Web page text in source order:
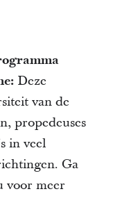
Deze
van de
propedeuses
in veel
Ga
voor meer